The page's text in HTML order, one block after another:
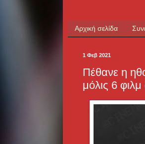
Αρχική σελίδα
1 Φεβ 2021
Πέθανε η
μόλις 6